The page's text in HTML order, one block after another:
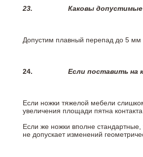
23. Каковы
Допустим плавный перепад до 5 мм
24. Если поставить на
Если ножки тяжелой мебели
увеличения площади пятна
Если же ножки вполне
не допускает изменений